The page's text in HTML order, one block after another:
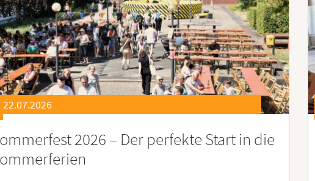
21.07.2026
zu Ehren besonders engagierter